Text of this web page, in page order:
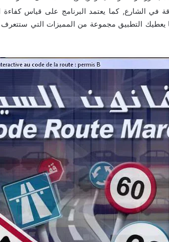
في الشارع, كما يعتمد البرنامج على قياس كفاءة
يعطيك التطبيق مجموعة من المميزات التي ستتعرف